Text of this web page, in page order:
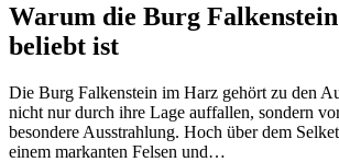
Warum die Burg
beliebt ist
Die Burg Falkenstein im Harz gehört zu den
nicht nur durch ihre Lage auffallen, sondern
besondere Ausstrahlung. Hoch über dem
einem markanten Felsen und…